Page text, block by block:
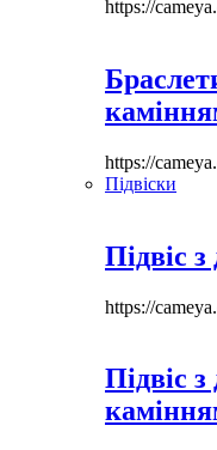
https://
https://
Підвіски
Підвіс
https://
Підвіс